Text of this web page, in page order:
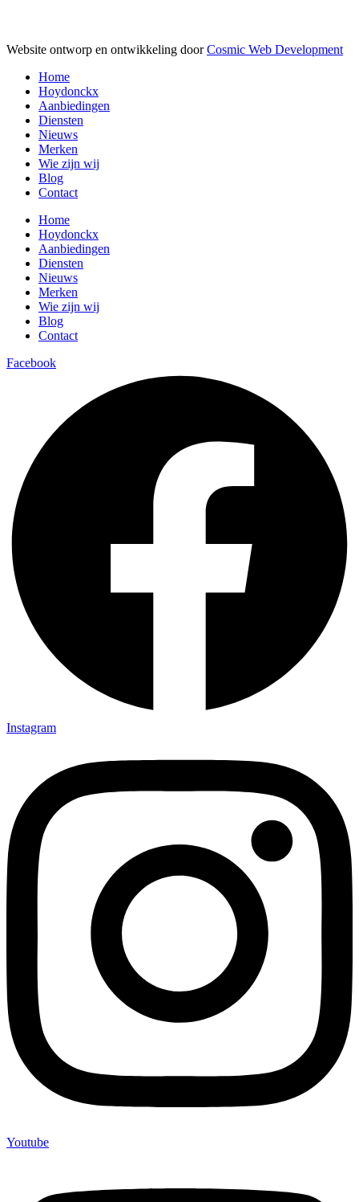
Website ontworp en ontwikkeling doorCosmic Web Development
Home
Hoydonckx
Aanbiedingen
Diensten
Nieuws
Merken
Wie zijn wij
Blog
Contact
Home
Hoydonckx
Aanbiedingen
Diensten
Nieuws
Merken
Wie zijn wij
Blog
Contact
Facebook
Instagram
Youtube